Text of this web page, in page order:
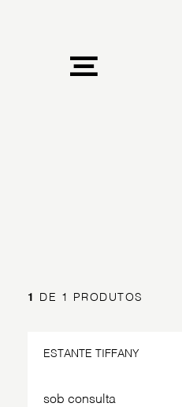
1 DE 1 PRODUTOS
ESTANTE TIFFANY
sob consulta